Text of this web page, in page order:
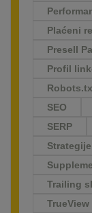
Plaćeni
Presell
Profil
SEO
SERP
Trailing